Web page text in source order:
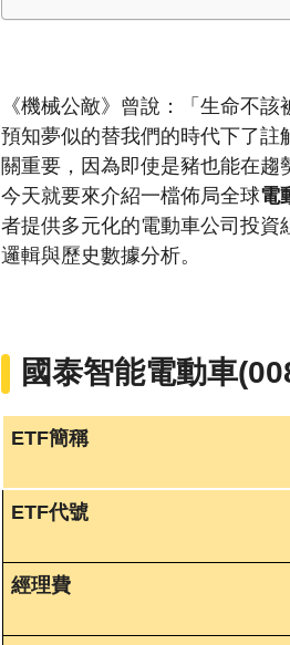
《機械公敵》曾說：「生命不
預知夢似的替我們的時代下了註
關重要，因為即使是豬也能在趨
今天就要來介紹一檔佈局全球電
者提供多元化的電動車公司投資
邏輯與歷史數據分析。
國泰智能電動車
ETF簡稱
ETF代號
經理費